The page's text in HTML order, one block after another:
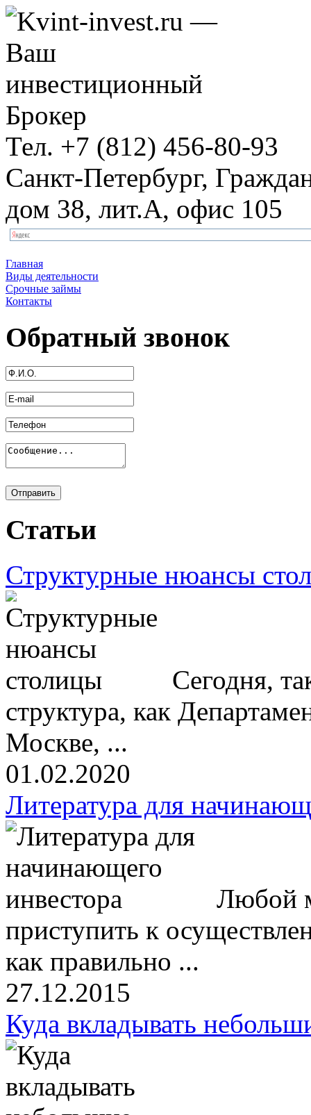
Тел. +7 (812) 456-80-93
Санкт-Петербург,
дом 38, лит.А, офис 105
Главная
Виды деятельности
Срочные займы
Контакты
Обратный звонок
Статьи
Структурные нюансы
Сегодня,
структура, как
Москве, ...
01.02.2020
Литература для
Любой
приступить к
как правильно ...
27.12.2015
Куда вкладывать